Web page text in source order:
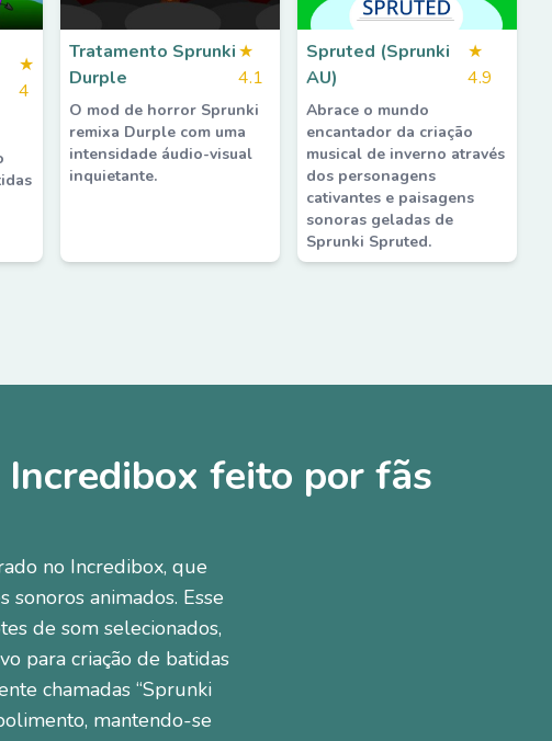
★
4
Tratamento Sprunki
Durple
★
4.1
O mod de horror Sprunki
remixa Durple com uma
intensidade áudio-visual
inquietante.
Spruted (Sprunki
AU)
★
4.9
Abrace o mundo
encantador da criação
musical de inverno através
dos personagens
cativantes e paisagens
sonoras geladas de
Sprunki Spruted.
feito por fãs
no Incredibox, que
animados. Esse
de som selecionados,
para criação de batidas
chamadas “Sprunki
mantendo-se